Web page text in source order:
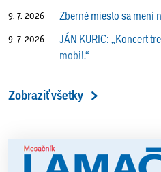
9. 7. 2026 Zberné miesto sa mení
9. 7. 2026
JÁN KURIC: „Koncert
mobil.“
9. 7. 2026
ALENA PETÁKOVÁ:
výborný šach aj
Zobraziť všetky